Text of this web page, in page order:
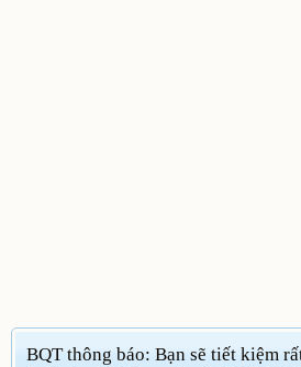
BQT thông báo: Bạn sẽ tiết kiệm